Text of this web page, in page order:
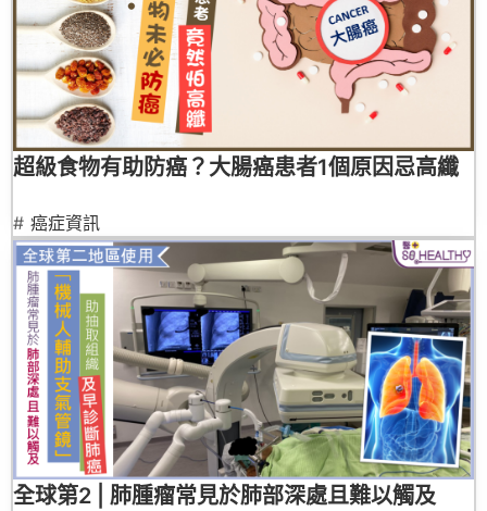
超級食物有助防癌？大腸癌患者1個原因忌高纖
# 癌症資訊
全球第2 | 肺腫瘤常見於肺部深處且難以觸及